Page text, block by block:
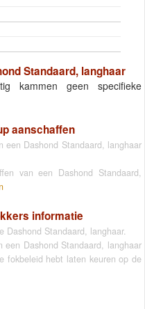
Standaard, langhaar
kammen geen specifieke
aanschaffen
een Dashond Standaard, langhaar
van een Dashond Standaard,
informatie
Dashond Standaard, langhaar.
Dashond Standaard, langhaar
fokbeleid hebt laten keuren op de